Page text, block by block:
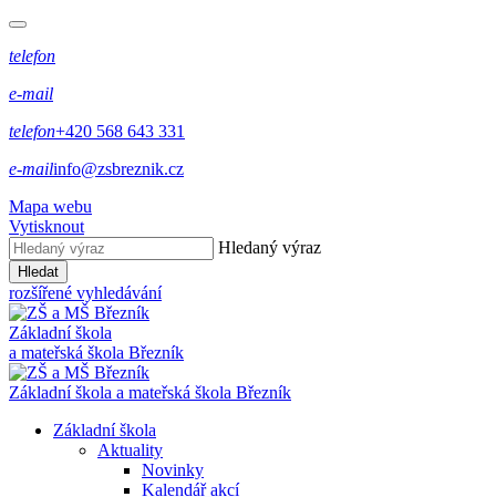
telefon
e-mail
telefon+420 568 643 331
e-mailinfo@zsbreznik.cz
Mapa webu
Vytisknout
Hledaný výraz
Hledat
rozšířené vyhledávání
Základní škola
a mateřská škola Březník
Základní škola a mateřská škola Březník
Základní škola
Aktuality
Novinky
Kalendář akcí